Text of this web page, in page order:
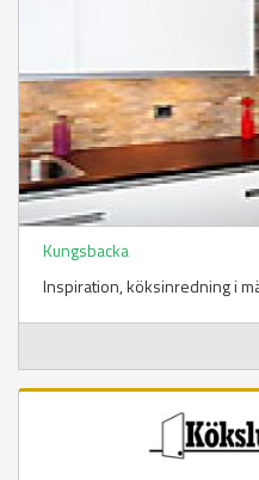
Kungsbacka
Inspiration, köksinredning i